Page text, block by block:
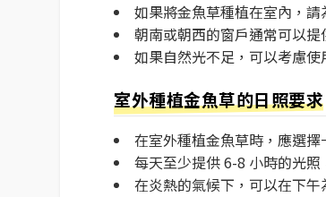
如果將金魚草種植在室內，
朝南或朝西的窗戶通常可以
如果自然光不足，可以考慮
室外種植金魚草的日照要求
在室外種植金魚草時，應選
每天至少提供 6-8 小時的光
在炎熱的氣候下，可以在下